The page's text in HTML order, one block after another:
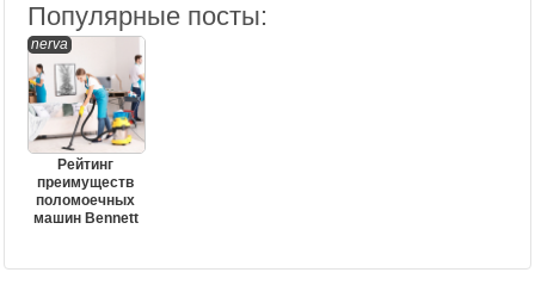
Популярные посты:
nerva
Рейтинг
преимуществ
поломоечных
машин Bennett